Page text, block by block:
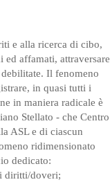
e alla ricerca di cibo,
affamati, attraversare
Il fenomeno
in quasi tutti i
in maniera radicale è
Stellato - che Centro
ASL e di ciascun
ridimensionato
dedicato:
diritti/doveri;